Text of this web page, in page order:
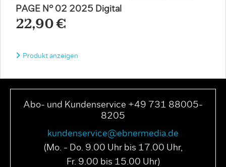
PAGE N° 02 2025 Digital
22,90 €
Produkt anzeigen
Abo- und Kundenservice +49 731 88005-
8205
kundenservice@ebnermedia.de
(Mo. - Do. 9.00 Uhr bis 17.00 Uhr,
Fr. 9.00 bis 15.00 Uhr)